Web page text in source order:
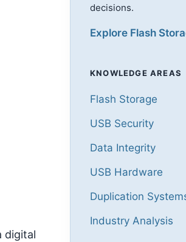
digital
decisions.
Explore Flash
KNOWLEDGE AREAS
Flash Storage
USB Security
Data Integrity
USB Hardware
Duplication
Industry Analysis